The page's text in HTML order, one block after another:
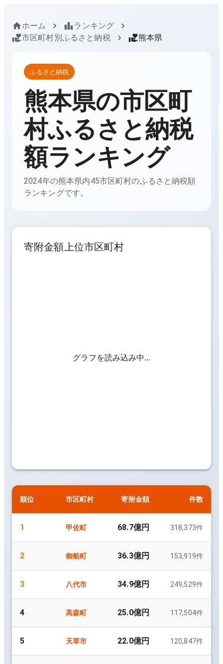
ホーム
ランキング
市区町村別ふるさと納税
熊本県
ふるさと納税
熊本県の市区町
村ふるさと納税
額ランキング
2024年の熊本県内45市区町村のふるさと納税額
ランキングです。
寄附金額上位市区町村
グラフを読み込み中...
順位 市区町村 寄附金額 件数
1 甲佐町 68.7億円 318,373件
2 御船町 36.3億円 153,919件
3 八代市 34.9億円 249,529件
4 高森町 25.0億円 117,504件
5 天草市 22.0億円 120,847件